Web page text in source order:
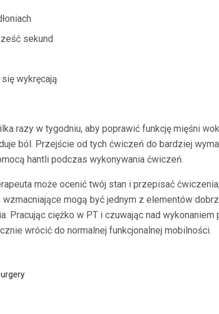
sekund
wykręcają
razy w tygodniu, aby poprawić funkcję mięśni
ból. Przejście od tych ćwiczeń do bardziej
hantli podczas wykonywania ćwiczeń.
może ocenić twój stan i przepisać
mogą być jednym z elementów
Pracując ciężko w PT i czuwając nad
wrócić do normalnej funkcjonalnej mobilności.